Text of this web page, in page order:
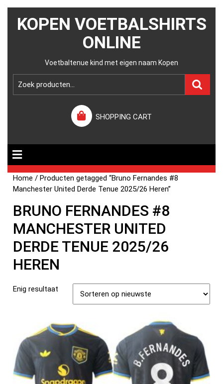
KOPEN VOETBALSHIRTS
ONLINE
Voetbaltenue kind met eigen naam Kopen
SHOPPING CART
Home / Producten getagged “Bruno Fernandes #8
Manchester United Derde Tenue 2025/26 Heren”
BRUNO FERNANDES #8
MANCHESTER UNITED
DERDE TENUE 2025/26
HEREN
Enig resultaat